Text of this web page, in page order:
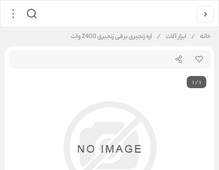
خانه / ابزار آلات / اره زنجيری برقی زنجیری 2400 وات
1/1